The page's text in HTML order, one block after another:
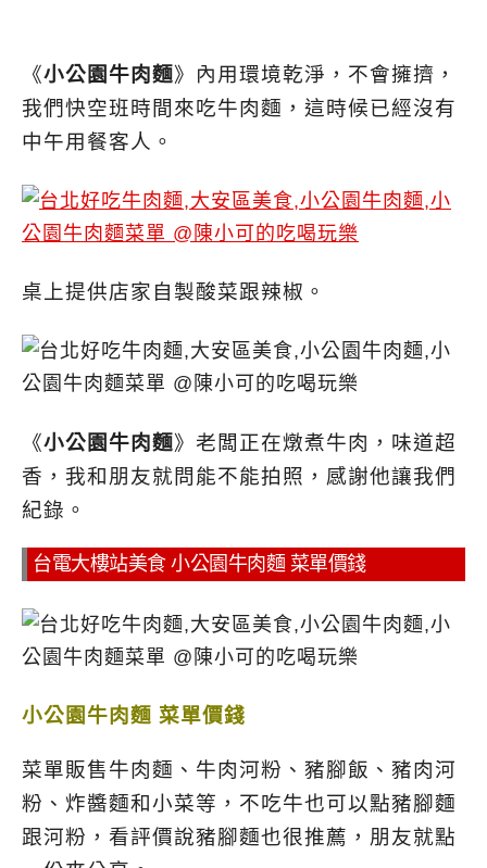
《小公園牛肉麵》內用環境乾淨，不會擁擠，
我們快空班時間來吃牛肉麵，這時候已經沒有
中午用餐客人。
桌上提供店家自製酸菜跟辣椒。
《小公園牛肉麵》老闆正在燉煮牛肉，味道超
香，我和朋友就問能不能拍照，感謝他讓我們
紀錄。
台電大樓站美食 小公園牛肉麵 菜單價錢
小公園牛肉麵 菜單價錢
菜單販售牛肉麵、牛肉河粉、豬腳飯、豬肉河
粉、炸醬麵和小菜等，不吃牛也可以點豬腳麵
跟河粉，看評價說豬腳麵也很推薦，朋友就點